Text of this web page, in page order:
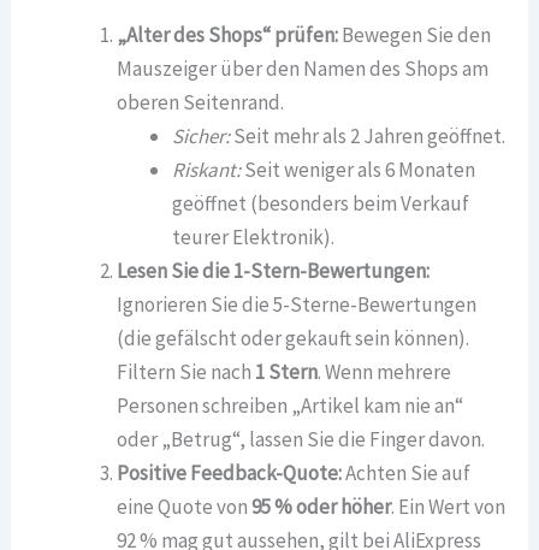
„Alter des Shops“ prüfen:Bewegen Sie den
Mauszeiger über den Namen des Shops am
oberen Seitenrand.
Sicher:Seit mehr als 2 Jahren geöffnet.
Riskant:Seit weniger als 6 Monaten
geöffnet (besonders beim Verkauf
teurer Elektronik).
Lesen Sie die 1-Stern-Bewertungen:
Ignorieren Sie die 5-Sterne-Bewertungen
(die gefälscht oder gekauft sein können).
Filtern Sie nach 1 Stern. Wenn mehrere
Personen schreiben „Artikel kam nie an“
oder „Betrug“, lassen Sie die Finger davon.
Positive Feedback-Quote:Achten Sie auf
eine Quote von95 % oder höher. Ein Wert von
92 % mag gut aussehen, gilt bei AliExpress